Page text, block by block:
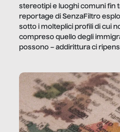
stereotipi e luoghi comuni fin
reportage di SenzaFiltro
sotto i molteplici profili di cui
compreso quello degli
possono – addirittura ci